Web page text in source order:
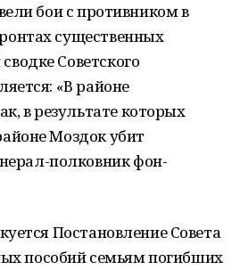
бои с противником в
существенных
Советского
«В районе
в результате которых
Моздок убит
полковник фон-
Постановление Совета
пособий семьям погибших